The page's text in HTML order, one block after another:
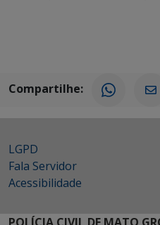
Compartilhe:
LGPD
Fala Servidor
Acessibilidade